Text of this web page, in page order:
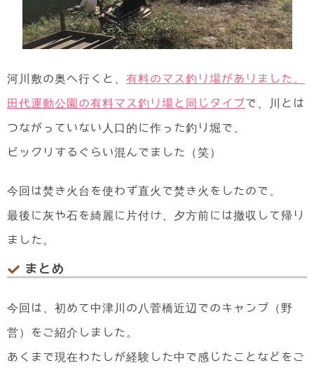
河川敷の奥へ行くと、 有料のマス釣り場がありました。
田代運動公園の有料マス釣り場と同じタイプで、川とは
つながっていない人口的に作った釣り堀で、
ビックリするぐらい混んでました（笑）
今回は焚き火台を使わず直火で焚き火をしたので、
最後に灰や石を綺麗に片付け、夕方前には撤収して帰り
ました。
まとめ
今回は、初めて中津川の八菅橋近辺でのキャンプ（野
営）をご紹介しました。
あくまで現在わたしが経験した中で感じたことなどをご